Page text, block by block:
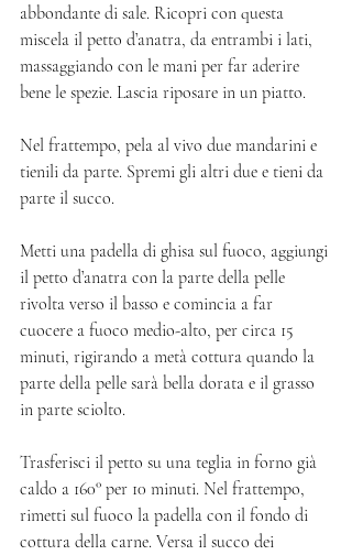
abbondante di sale. Ricopri con questa
miscela il petto d’anatra, da entrambi i lati,
massaggiando con le mani per far aderire
bene le spezie. Lascia riposare in un piatto.
Nel frattempo, pela al vivo due mandarini e
tienili da parte. Spremi gli altri due e tieni da
parte il succo.
Metti una padella di ghisa sul fuoco, aggiungi
il petto d’anatra con la parte della pelle
rivolta verso il basso e comincia a far
cuocere a fuoco medio-alto, per circa 15
minuti, rigirando a metà cottura quando la
parte della pelle sarà bella dorata e il grasso
in parte sciolto.
Trasferisci il petto su una teglia in forno già
caldo a 160° per 10 minuti. Nel frattempo,
rimetti sul fuoco la padella con il fondo di
cottura della carne. Versa il succo dei